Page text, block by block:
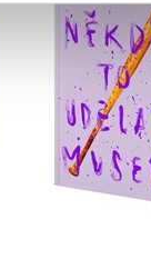
Někdo to
-
Do